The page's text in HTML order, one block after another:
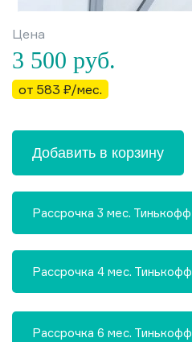
Цена
3 500 руб.
от 583 ₽/мес.
Добавить в корзину
Рассрочка 3 мес. Тинькофф
Рассрочка 4 мес. Тинькофф
Рассрочка 6 мес. Тинькофф